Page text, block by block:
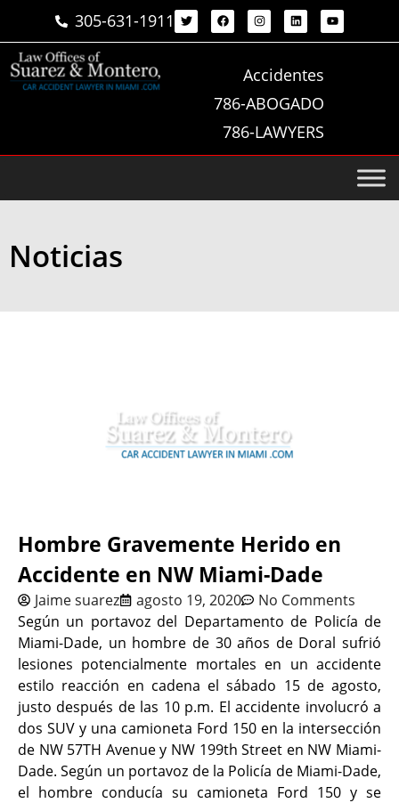
305-631-1911
Accidentes
786-ABOGADO
786-LAWYERS
Noticias
Hombre Gravemente Herido en
Accidente en NW Miami-Dade
Jaime suarez agosto 19, 2020
No Comments
Según un portavoz del Departamento de Policía de
Miami-Dade, un hombre de 30 años de Doral sufrió
lesiones potencialmente mortales en un accidente
estilo reacción en cadena el sábado 15 de agosto,
justo después de las 10 p.m. El accidente involucró a
dos SUV y una camioneta Ford 150 en la intersección
de NW 57TH Avenue y NW 199th Street en NW Miami-
Dade. Según un portavoz de la Policía de Miami-Dade,
el hombre conducía su camioneta Ford 150 y se